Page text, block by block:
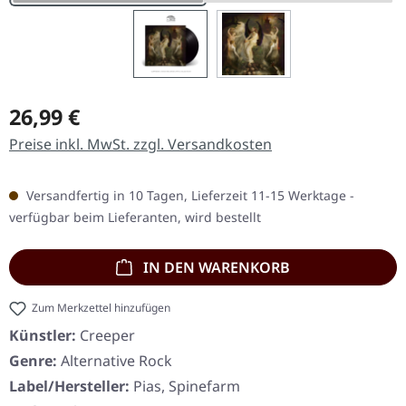
Regulärer Preis:
26,99 €
Preise inkl. MwSt. zzgl. Versandkosten
Versandfertig in 10 Tagen, Lieferzeit 11-15 Werktage -
verfügbar beim Lieferanten, wird bestellt
IN DEN WARENKORB
Zum Merkzettel hinzufügen
Künstler: Creeper
Genre: Alternative Rock
Label/Hersteller: Pias, Spinefarm